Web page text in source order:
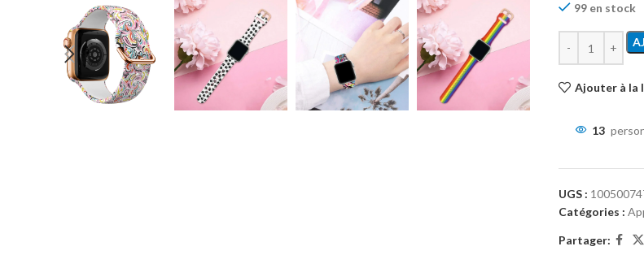
99 en stock
Ajouter à la
13
UGS :
Catégories :
Partager: